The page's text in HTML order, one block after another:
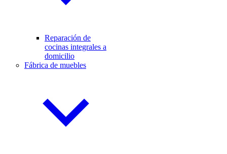
Reparación de
cocinas integrales a
domicilio
Fábrica de muebles